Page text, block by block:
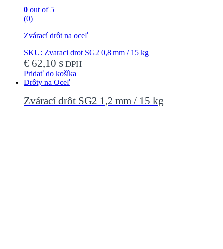
0 out of 5
(0)
Zvárací drôt na oceľ
SKU: Zvaraci drot SG2 0,8 mm / 15 kg
€ 62,10 S DPH
Pridať do košíka
Drôty na Oceľ
Zvárací drôt SG2 1,2 mm / 15 kg